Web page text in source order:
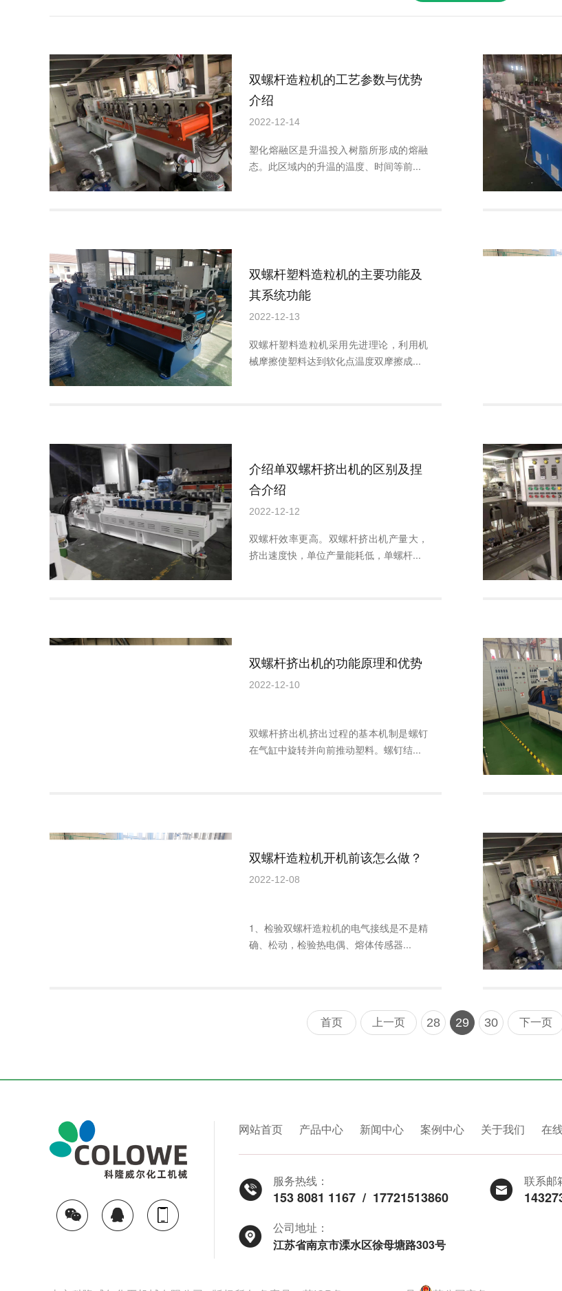
双螺杆造粒机的工艺参数与优势
介绍
2022-12-14
塑化熔融区是升温投入树脂所形成的熔融
态。此区域内的升温的温度、时间等前...
双螺杆塑料造粒机的主要功能及
其系统功能
2022-12-13
双螺杆塑料造粒机采用先进理论，利用机
械摩擦使塑料达到软化点温度双摩擦成...
介绍单双螺杆挤出机的区别及捏
合介绍
2022-12-12
双螺杆效率更高。双螺杆挤出机产量大，
挤出速度快，单位产量能耗低，单螺杆...
双螺杆挤出机的功能原理和优势
2022-12-10
双螺杆挤出机挤出过程的基本机制是螺钉
在气缸中旋转并向前推动塑料。螺钉结...
双螺杆造粒机开机前该怎么做？
2022-12-08
1、检验双螺杆造粒机的电气接线是不是精
确、松动，检验热电偶、熔体传感器...
首页 上一页 28 29 30 下一页
网站首页 产品中心 新闻中心 案例中心 关于我们 在
服务热线：
153 8081 1167 / 17721513860
联系邮
公司地址：
江苏省南京市溧水区徐母塘路303号